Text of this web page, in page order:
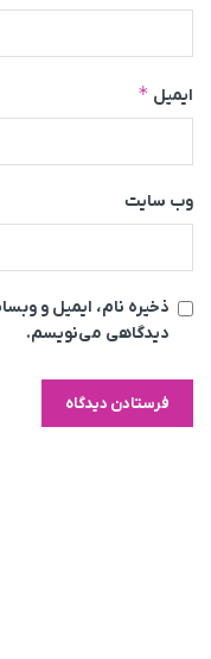
ایمیل *
وب‌ سایت
ذخیره نام، ایمیل و
دیدگاهی می‌نویسم.